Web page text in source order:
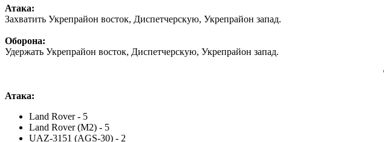
Атака:
Захватить Укрепрайон восток, Диспетчерскую, Укрепрайон запад.
Оборона:
Удержать Укрепрайон восток, Диспетчерскую, Укрепрайон запад.
Атака:
Land Rover - 5
Land Rover (M2) - 5
UAZ-3151 (AGS-30) - 2